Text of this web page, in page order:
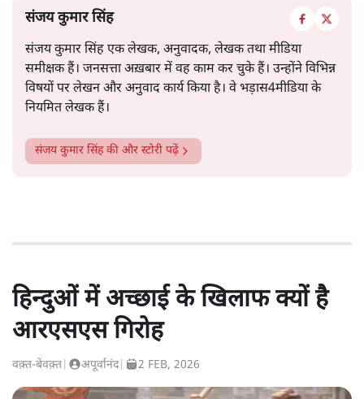
संजय कुमार सिंह
संजय कुमार सिंह एक लेखक, अनुवादक, लेखक तथा मीडिया
समीक्षक हैं। जनसत्ता अख़बार में वह काम कर चुके हैं। उन्होंने विभिन्न
विषयों पर लेखन और अनुवाद कार्य किया है। वे भड़ास4मीडिया के
नियमित लेखक हैं।
संजय कुमार सिंहकी और स्टोरी पढ़ें
हिन्दुओं में अच्छाई के खिलाफ क्यों है
आरएसएस गिरोह
वक़्त-बेवक़्त अपूर्वानंद| 2 FEB, 2026